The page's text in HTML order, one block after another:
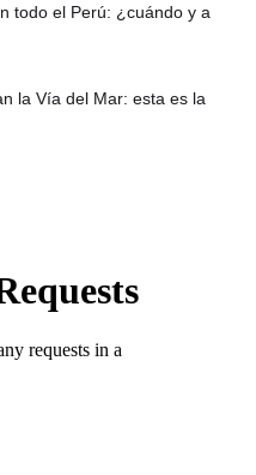
todo el Perú: ¿cuándo y a
la Vía del Mar: esta es la